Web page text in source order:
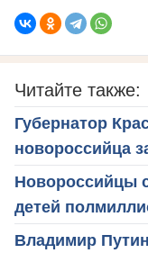
Читайте также:
Губернатор
новороссийца
Новороссийцы
детей
Владимир